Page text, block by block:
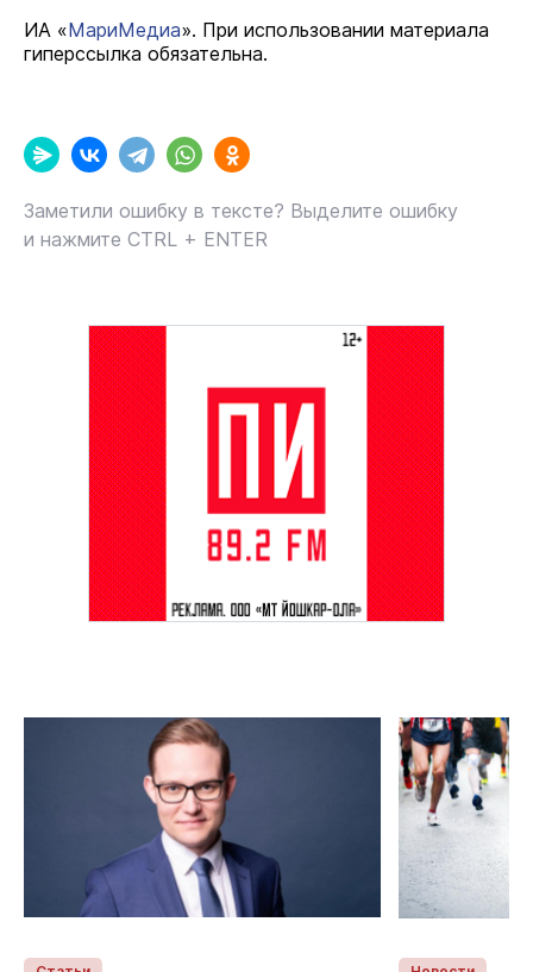
ИА «МариМедиа». При использовании материала
гиперссылка обязательна.
Заметили ошибку в тексте? Выделите ошибку
и нажмите CTRL + ENTER